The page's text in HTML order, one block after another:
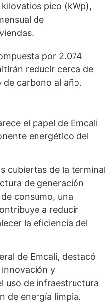
kilovatios pico (kWp),
de
por 2.074
reducir cerca de
de carbono al año.
el papel de Emcali
energético del
cubiertas de la terminal
de generación
consumo, una
a reducir
la eficiencia del
de Emcali, destacó
y
uso de infraestructura
de energía limpia.